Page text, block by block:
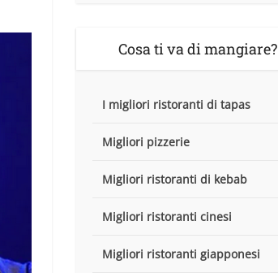
Cosa ti va di mangiare?
I migliori ristoranti di tapas
Migliori pizzerie
Migliori ristoranti di kebab
Migliori ristoranti cinesi
Migliori ristoranti giapponesi